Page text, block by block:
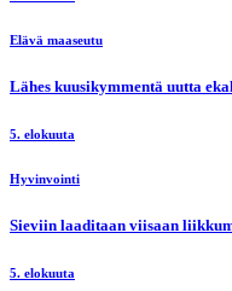
Elävä maaseutu
Lähes kuusikymmentä uutta
5. elokuuta
Hyvinvointi
Sieviin laaditaan viisaan
5. elokuuta